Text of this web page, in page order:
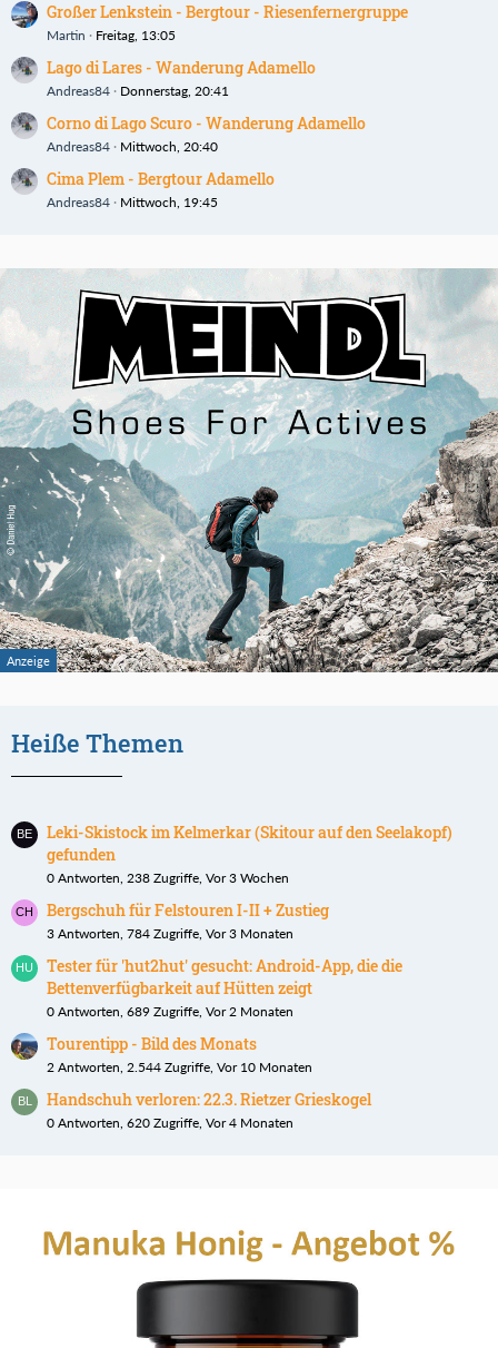
Großer Lenkstein - Bergtour - Riesenfernergruppe
Martin Freitag, 13:05
Lago di Lares - Wanderung Adamello
Andreas84 Donnerstag, 20:41
Corno di Lago Scuro - Wanderung Adamello
Andreas84 Mittwoch, 20:40
Cima Plem - Bergtour Adamello
Andreas84 Mittwoch, 19:45
Heiße Themen
Leki-Skistock im Kelmerkar (Skitour auf den Seelakopf)
gefunden
0 Antworten, 238 Zugriffe, Vor 3 Wochen
Bergschuh für Felstouren I-II + Zustieg
3 Antworten, 784 Zugriffe, Vor 3 Monaten
Tester für 'hut2hut' gesucht: Android-App, die die
Bettenverfügbarkeit auf Hütten zeigt
0 Antworten, 689 Zugriffe, Vor 2 Monaten
Tourentipp - Bild des Monats
2 Antworten, 2.544 Zugriffe, Vor 10 Monaten
Handschuh verloren: 22.3. Rietzer Grieskogel
0 Antworten, 620 Zugriffe, Vor 4 Monaten